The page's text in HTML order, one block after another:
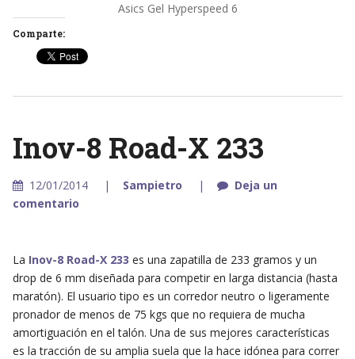
Asics Gel Hyperspeed 6
Comparte:
Inov-8 Road-X 233
12/01/2014 Sampietro
Deja un
comentario
La Inov-8 Road-X 233 es una zapatilla de 233 gramos y un
drop de 6 mm diseñada para competir en larga distancia (hasta
maratón). El usuario tipo es un corredor neutro o ligeramente
pronador de menos de 75 kgs que no requiera de mucha
amortiguación en el talón. Una de sus mejores características
es la tracción de su amplia suela que la hace idónea para correr